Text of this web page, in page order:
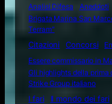
Analisi Difesa
Aneddoti
Brigata Marina San
Terram"
Citazioni
Concorsi
Essere commissario in
Gli highlights della
Strike Group italiano
I fari
Il mondo dei fari